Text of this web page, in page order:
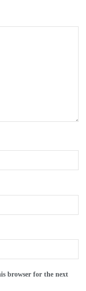
browser for the next